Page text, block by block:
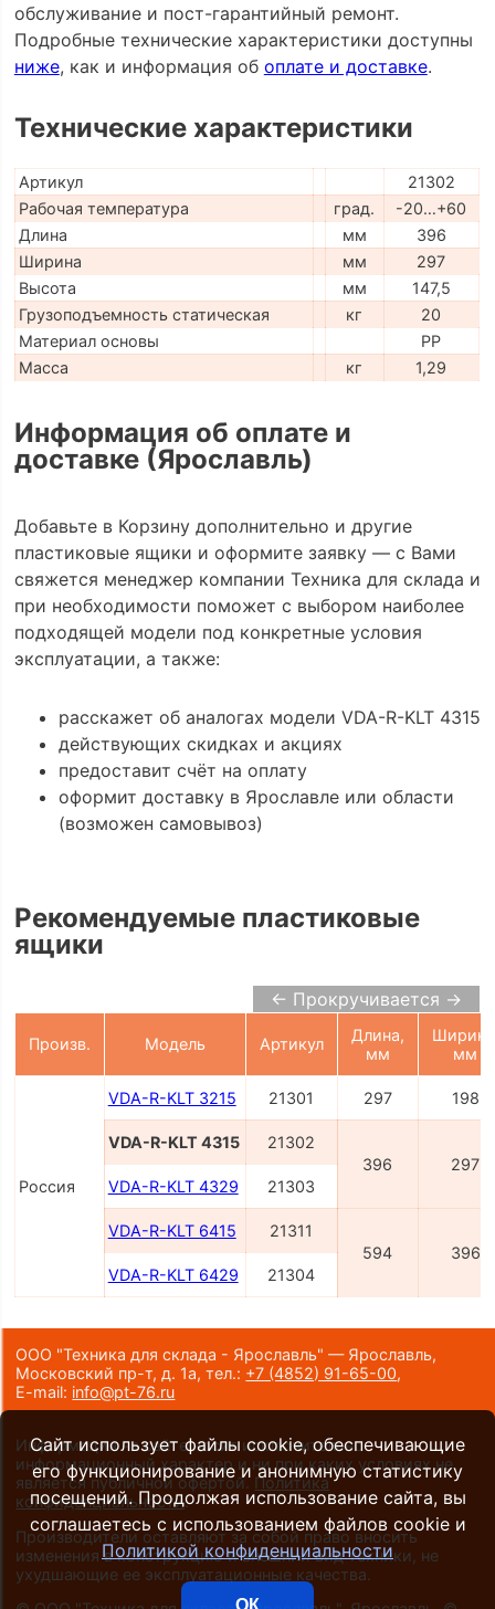
обслуживание и пост-гарантийный ремонт.
Подробные технические характеристики доступны
ниже, как и информация об оплате и доставке.
Технические характеристики
Артикул
21302
Рабочая температура
град.
-20…+60
Длина
мм
396
Ширина
мм
297
Высота
мм
147,5
Грузоподъемность статическая
кг
20
Материал основы
PP
Масса
кг 1,29
Информация об оплате и
доставке (Ярославль)
Добавьте в Корзину дополнительно и другие
пластиковые ящики и оформите заявку — с Вами
свяжется менеджер компании Техника для склада и
при необходимости поможет с выбором наиболее
подходящей модели под конкретные условия
эксплуатации, а также:
расскажет об аналогах модели VDA-R-KLT 4315
действующих скидках и акциях
предоставит счёт на оплату
оформит доставку в Ярославле или области
(возможен самовывоз)
Рекомендуемые пластиковые
ящики
← Прокручивается →
Произв. Модель Артикул
Длина,
мм
мм
Россия
VDA-R-KLT 3215 21301 297 198
VDA-R-KLT 4315
21302
396
297
VDA-R-KLT 4329
21303
VDA-R-KLT 6415
21311
594
396
VDA-R-KLT 6429
21304
ООО "Техника для склада - Ярославль" — Ярославль,
Московский пр-т, д. 1а,тел.: +7 (4852) 91-65-00,
E-mail: info@pt-76.ru
Информация на сайте носит исключительно
информационный характер и ни при каких условиях не
является публичной офертой. Политика
конфиденциальности.
Производители оставляют за собой право вносить
изменения в конструкцию и внешний вид техники, не
ухудшающие ее эксплуатационные качества.
Сайт использует файлы cookie, обеспечивающие
его функционирование и анонимную статистику
посещений. Продолжая использование сайта, вы
соглашаетесь с использованием файлов cookie и
Политикой конфиденциальности
ОК